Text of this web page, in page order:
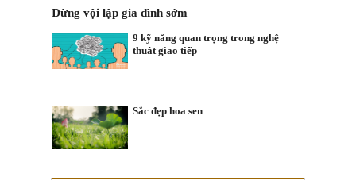
Đừng vội lập gia đình sớm
9 kỹ năng quan trọng trong nghệ
thuât giao tiếp
Sắc đẹp hoa sen